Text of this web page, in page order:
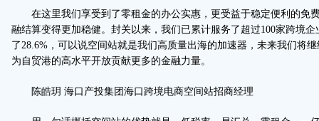
在这里我们享受到了零租金的办公实惠，更受益于稳定便利的免
融结算变得更加稳健。封关以来，我们已累计服务了超过100家跨境
了28.6%，可以说空间站就是我们高质量出海的加速器，未来我们将
为自贸港的高水平开放贡献更多的金融力量。
陈皓玥 海口产投集团海口跨境电商空间站招商经理